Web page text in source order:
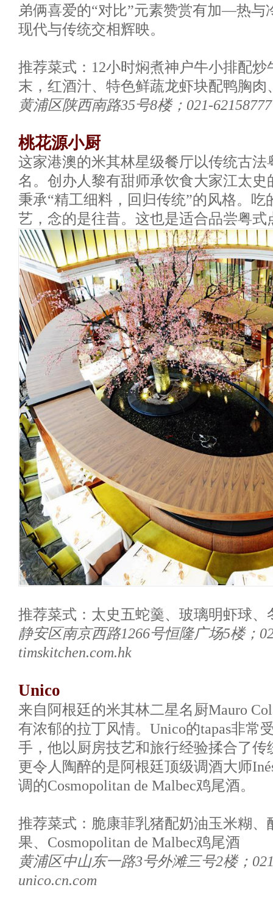
弟俩喜爱的“对比”元素赞赏有加—热与
现代与传统交相辉映。
推荐菜式：12小时焖煮神户牛小排配
末，红酒汁、特色鲜蔬龙虾块配鸭胸
黄浦区陕西南路35号8楼；021-
桃花源小厨
这家港澳的米其林星级餐厅以传统古
名。创办人黎有甜师承饮食大家江太
秉承“精工细料，回归传统”的风格。吃
艺，念的是往昔。这也是适合品尝粤式
推荐菜式：太史五蛇羹、玻璃明虾球、
静安区南京西路1266号恒隆广场5楼；
timskitchen.com.hk
Unico
来自阿根廷的米其林二星名厨Mauro
有浓郁的拉丁风情。Unico的tapas非常
手，他以厨房技艺和旅行经验揉合了传
更令人陶醉的是阿根廷顶级调酒大师
调的Cosmopolitan de Malbec鸡尾酒。
推荐菜式：脆康菲乳猪配奶油玉米糊、
果、Cosmopolitan de Malbec鸡尾酒
黄浦区中山东一路3号外滩三号2楼；
unico.cn.com